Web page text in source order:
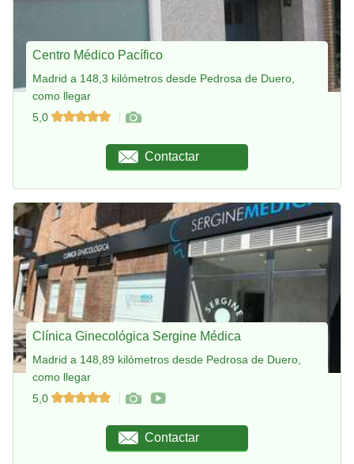
Centro Médico Pacífico
Madrid a 148,3 kilómetros desde Pedrosa de Duero,
como llegar
5,0
Contactar
Clínica Ginecológica Sergine Médica
Madrid a 148,89 kilómetros desde Pedrosa de Duero,
como llegar
5,0
Contactar